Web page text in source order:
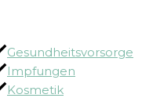
Gesundheitsvorsorge
Impfungen
Kosmetik